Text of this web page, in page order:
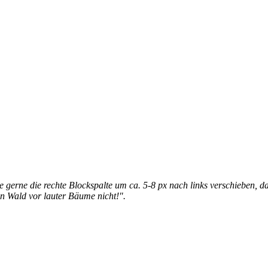
die rechte Blockspalte um ca. 5-8 px nach links verschieben,
Wald vor lauter Bäume nicht!".